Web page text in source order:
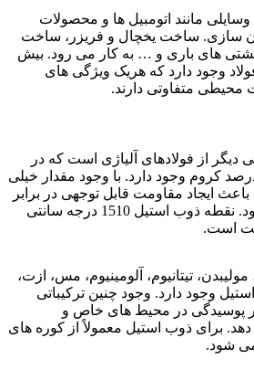
مانند اتومبیل ها و محصولات
ساخت یخچال و فریزر، ساخت
های باری و … به کار می رود. بیش
از فولاد وجود دارد که هریک ویژگی های
محیطی متفاوتی دارند.
دیگر از فولادهای آلیاژی است که در
آن حدود 10 تا 30 درصد کروم وجود دارد. با وجود مقدار خیلی
ایجاد مقاومت قابل توجهی در برابر
حرارت و خوردگی می شود. نقطه ذوب استیل 1510 درجه سانتی
تیتانیوم، آلومینیوم، مس، ازت،
وجود دارد. وجود چنین ترکیباتی
پوسیدگی در محیط های خاص و
برای ذوب استیل معمولاً از کوره های
شود.